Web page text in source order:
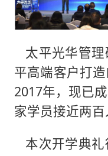
太平光华管理
平高端客户打
2017年，现已
家学员接近两百
本次开学典礼